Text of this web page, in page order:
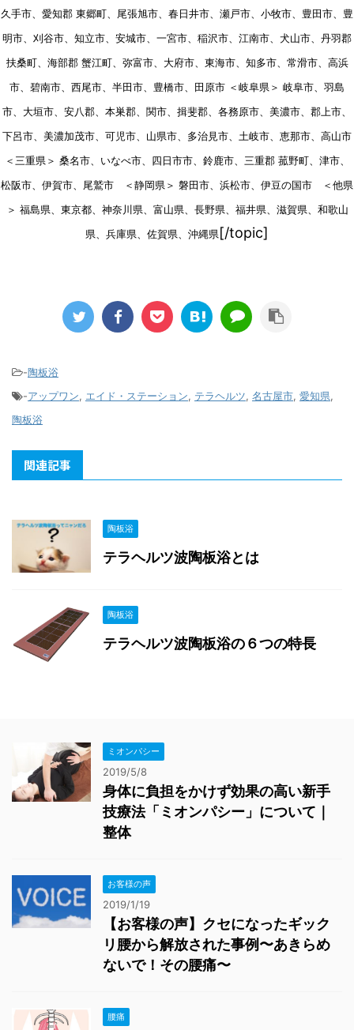
久手市、愛知郡 東郷町、尾張旭市、春日井市、瀬戸市、小牧市、豊田市、豊
明市、刈谷市、知立市、安城市、一宮市、稲沢市、江南市、犬山市、丹羽郡
扶桑町、海部郡 蟹江町、弥富市、大府市、東海市、知多市、常滑市、高浜
市、碧南市、西尾市、半田市、豊橋市、田原市 ＜岐阜県＞ 岐阜市、羽島
市、大垣市、安八郡、本巣郡、関市、揖斐郡、各務原市、美濃市、郡上市、
下呂市、美濃加茂市、可児市、山県市、多治見市、土岐市、恵那市、高山市
＜三重県＞ 桑名市、いなべ市、四日市市、鈴鹿市、三重郡 菰野町、津市、
松阪市、伊賀市、尾鷲市 ＜静岡県＞ 磐田市、浜松市、伊豆の国市 ＜他県
＞ 福島県、東京都、神奈川県、富山県、長野県、福井県、滋賀県、和歌山
県、兵庫県、佐賀県、沖縄県[/topic]
-陶板浴
-アップワン, エイド・ステーション, テラヘルツ, 名古屋市, 愛知県,
陶板浴
関連記事
陶板浴
テラヘルツ波陶板浴とは
陶板浴
テラヘルツ波陶板浴の６つの特長
ミオンパシー
2019/5/8
身体に負担をかけず効果の高い新手
技療法「ミオンパシー」について｜
整体
お客様の声
2019/1/19
【お客様の声】クセになったギック
リ腰から解放された事例〜あきらめ
ないで！その腰痛〜
腰痛